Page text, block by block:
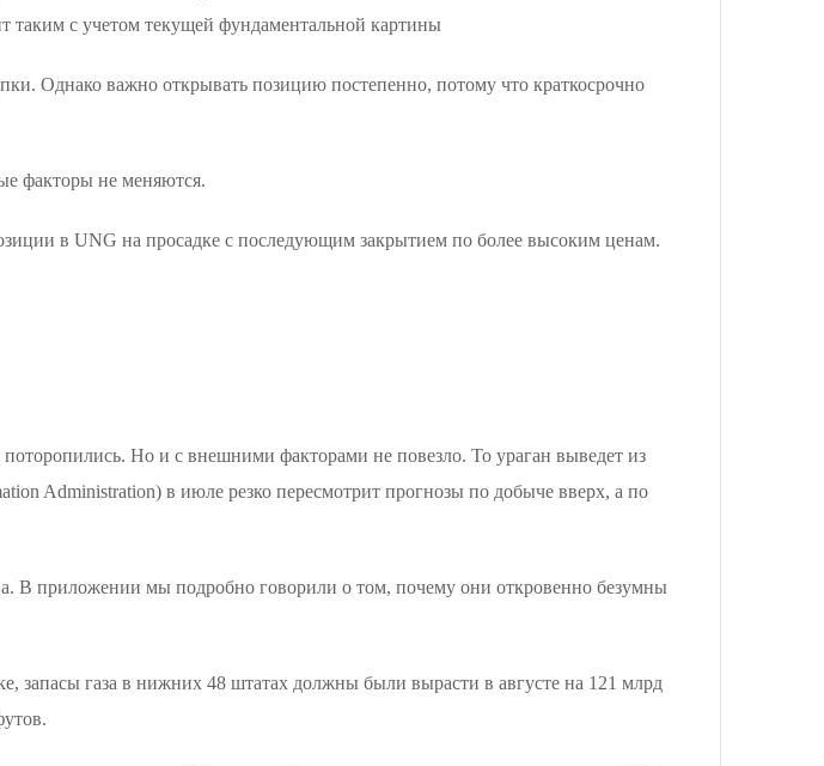
таким с учетом текущей фундаментальной картины
Однако важно открывать позицию постепенно, потому что краткосрочно
факторы не меняются.
в UNG на просадке с последующим закрытием по более высоким ценам.
Но и с внешними факторами не повезло. То ураган выведет из
Administration) в июле резко пересмотрит прогнозы по добыче вверх, а по
В приложении мы подробно говорили о том, почему они откровенно безумны
запасы газа в нижних 48 штатах должны были вырасти в августе на 121 млрд